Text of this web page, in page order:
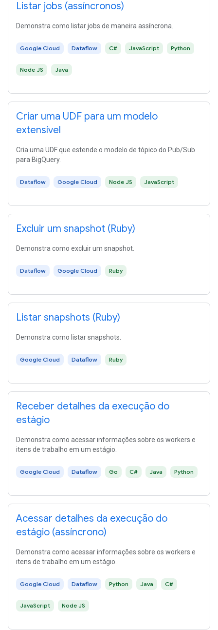
Listar jobs (assíncronos)
Demonstra como listar jobs de maneira assíncrona.
Google Cloud Dataflow C# JavaScript Python
Node JS Java
Criar uma UDF para um modelo
extensível
Cria uma UDF que estende o modelo de tópico do Pub/Sub
para BigQuery.
Dataflow Google Cloud Node JS JavaScript
Excluir um snapshot (Ruby)
Demonstra como excluir um snapshot.
Dataflow Google Cloud Ruby
Listar snapshots (Ruby)
Demonstra como listar snapshots.
Google Cloud Dataflow Ruby
Receber detalhes da execução do
estágio
Demonstra como acessar informações sobre os workers e
itens de trabalho em um estágio.
Google Cloud Dataflow Go C# Java Python
Acessar detalhes da execução do
estágio (assíncrono)
Demonstra como acessar informações sobre os workers e
itens de trabalho em um estágio.
Google Cloud Dataflow Python Java C#
JavaScript Node JS